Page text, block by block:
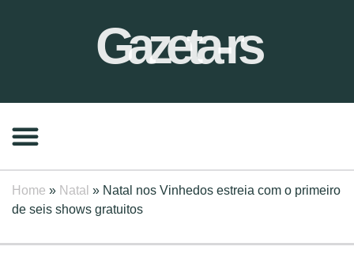
Gazeta-rs
Home » Natal » Natal nos Vinhedos estreia com o primeiro
de seis shows gratuitos